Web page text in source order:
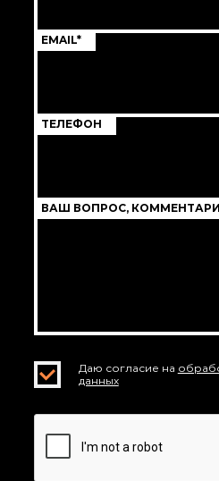
EMAIL*
ТЕЛЕФОН
ВАШ ВОПРОС,
Даю согласие на
данных